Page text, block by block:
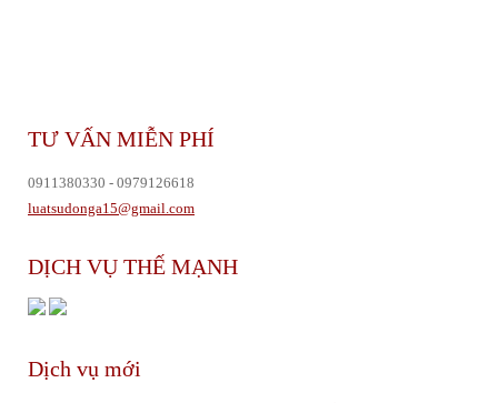
TƯ VẤN MIỄN PHÍ
0911380330 - 0979126618
luatsudonga15@gmail.com
DỊCH VỤ THẾ MẠNH
Dịch vụ mới